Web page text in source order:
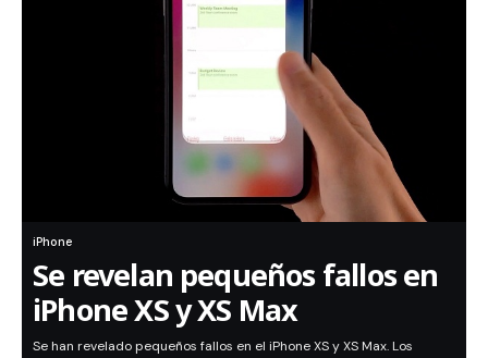
iPhone
Se revelan pequeños fallos en
iPhone XS y XS Max
Se han revelado pequeños fallos en el iPhone XS y XS Max. Los